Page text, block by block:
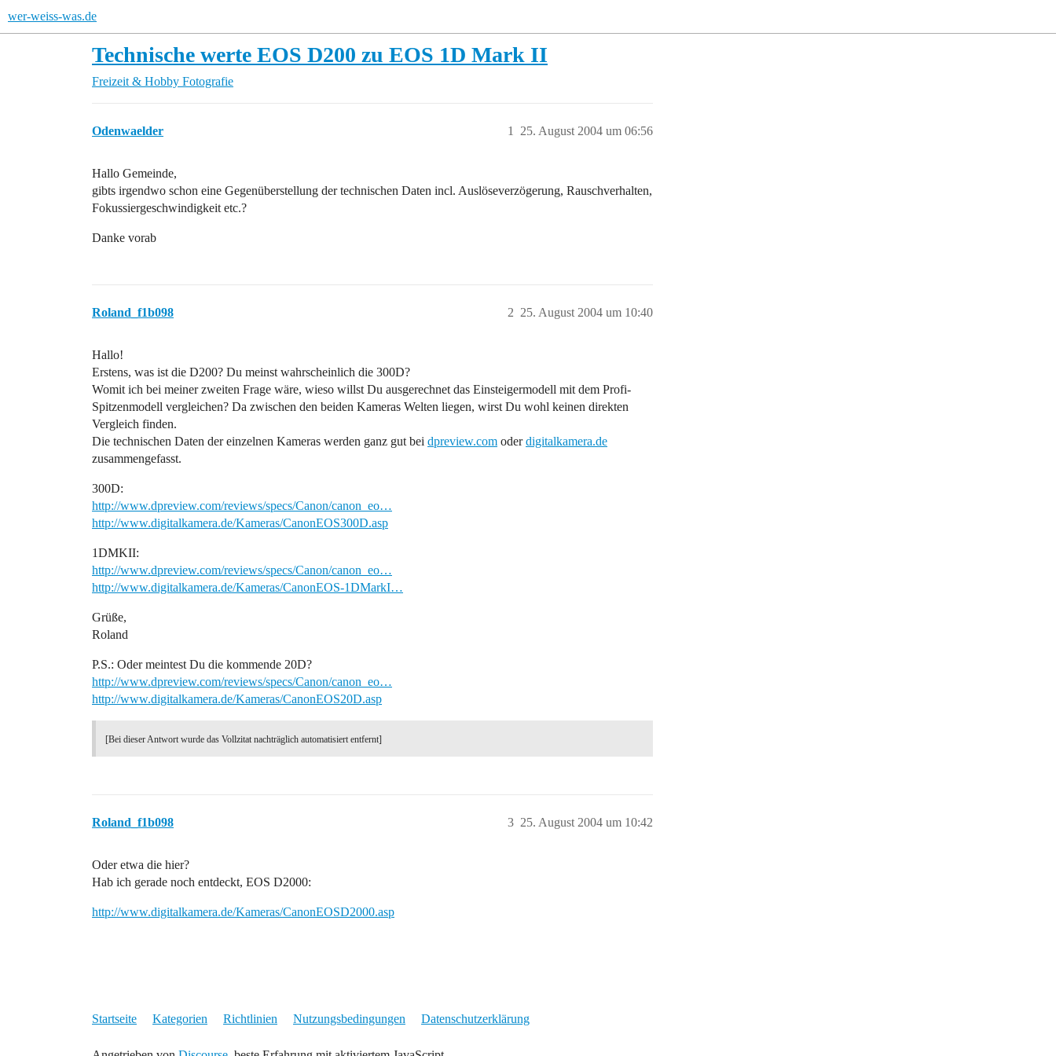
wer-weiss-was.de
Technische werte EOS D200 zu EOS 1D Mark II
Freizeit & Hobby Fotografie
Odenwaelder 25. August 2004 um 06:56
1
Hallo Gemeinde,
gibts irgendwo schon eine Gegenüberstellung der technischen Daten incl. Auslöseverzögerung, Rauschverhalten,
Fokussiergeschwindigkeit etc.?
Danke vorab
Roland_f1b098 25. August 2004 um 10:40
2
Hallo!
Erstens, was ist die D200? Du meinst wahrscheinlich die 300D?
Womit ich bei meiner zweiten Frage wäre, wieso willst Du ausgerechnet das Einsteigermodell mit dem Profi-
Spitzenmodell vergleichen? Da zwischen den beiden Kameras Welten liegen, wirst Du wohl keinen direkten
Vergleich finden.
Die technischen Daten der einzelnen Kameras werden ganz gut bei dpreview.com oderdigitalkamera.de
zusammengefasst.
300D:
http://www.dpreview.com/reviews/specs/Canon/canon_eo…
http://www.digitalkamera.de/Kameras/CanonEOS300D.asp
1DMKII:
http://www.dpreview.com/reviews/specs/Canon/canon_eo…
http://www.digitalkamera.de/Kameras/CanonEOS-1DMarkI…
Grüße,
Roland
P.S.: Oder meintest Du die kommende 20D?
http://www.dpreview.com/reviews/specs/Canon/canon_eo…
http://www.digitalkamera.de/Kameras/CanonEOS20D.asp
[Bei dieser Antwort wurde das Vollzitat nachträglich automatisiert entfernt]
Roland_f1b098 25. August 2004 um 10:42
3
Oder etwa die hier?
Hab ich gerade noch entdeckt, EOS D2000:
http://www.digitalkamera.de/Kameras/CanonEOSD2000.asp
Startseite Kategorien Richtlinien Nutzungsbedingungen Datenschutzerklärung